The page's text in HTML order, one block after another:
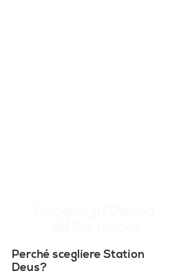
Perché scegliere Station
Deus?